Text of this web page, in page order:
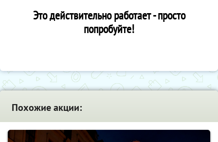
Это действительно работает - просто
попробуйте!
Похожие акции: